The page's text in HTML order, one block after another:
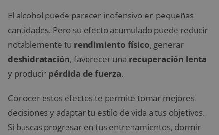
El alcohol puede parecer inofensivo en pequeñas
cantidades. Pero su efecto acumulado puede reducir
notablemente tu rendimiento físico, generar
deshidratación, favorecer una recuperación lenta
y producir pérdida de fuerza.
Conocer estos efectos te permite tomar mejores
decisiones y adaptar tu estilo de vida a tus objetivos.
Si buscas progresar en tus entrenamientos, dormir